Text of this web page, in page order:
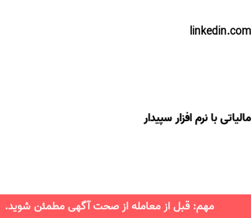
با نرم افزار سپیدار
مهم: قبل از معامله از صحت آگهی مطمئن شوید.